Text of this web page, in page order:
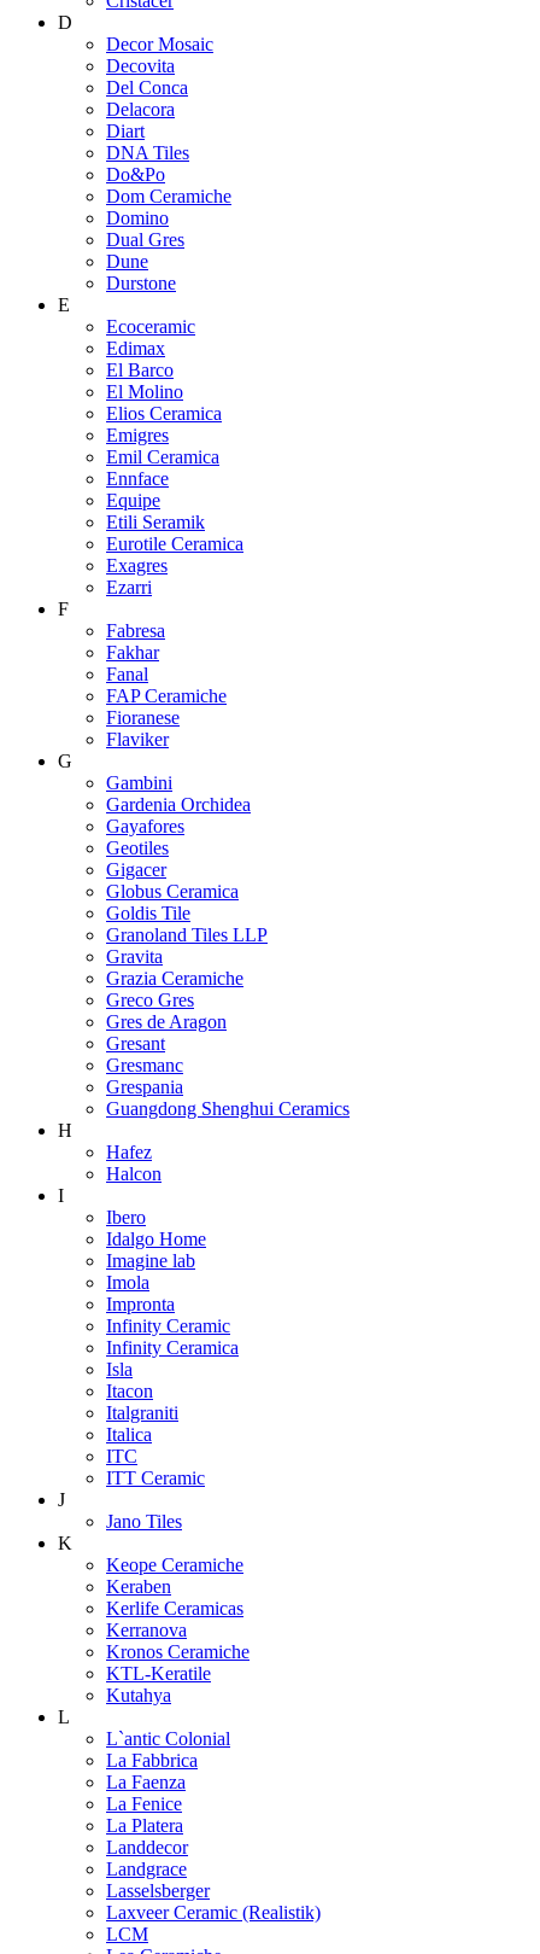
D
Decor Mosaic
Decovita
Del Conca
Delacora
Diart
DNA Tiles
Do&Po
Dom Ceramiche
Domino
Dual Gres
Dune
Durstone
E
Ecoceramic
Edimax
El Barco
El Molino
Elios Ceramica
Emigres
Emil Ceramica
Ennface
Equipe
Etili Seramik
Eurotile Ceramica
Exagres
Ezarri
F
Fabresa
Fakhar
Fanal
FAP Ceramiche
Fioranese
Flaviker
G
Gambini
Gardenia Orchidea
Gayafores
Geotiles
Gigacer
Globus Ceramica
Goldis Tile
Granoland Tiles LLP
Gravita
Grazia Ceramiche
Greco Gres
Gres de Aragon
Gresant
Gresmanc
Grespania
Guangdong Shenghui Ceramics
H
Hafez
Halcon
I
Ibero
Idalgo Home
Imagine lab
Imola
Impronta
Infinity Ceramic
Infinity Ceramica
Isla
Itacon
Italgraniti
Italica
ITC
ITT Ceramic
J
Jano Tiles
K
Keope Ceramiche
Keraben
Kerlife Ceramicas
Kerranova
Kronos Ceramiche
KTL-Keratile
Kutahya
L
L`antic Colonial
La Fabbrica
La Faenza
La Fenice
La Platera
Landdecor
Landgrace
Lasselsberger
Laxveer Ceramic (Realistik)
LCM